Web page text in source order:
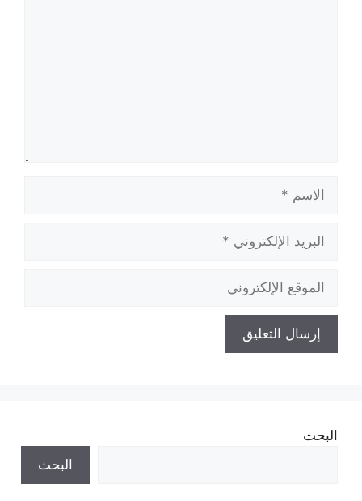
الاسم
البريد
الإلكتروني
الموقع
الإلكتروني
البحث
البحث